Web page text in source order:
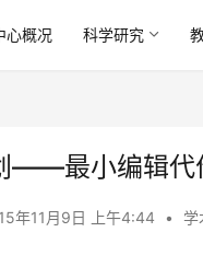
心概况 科学研究
——最小编辑代
年11月9日 上午4:44 • 学